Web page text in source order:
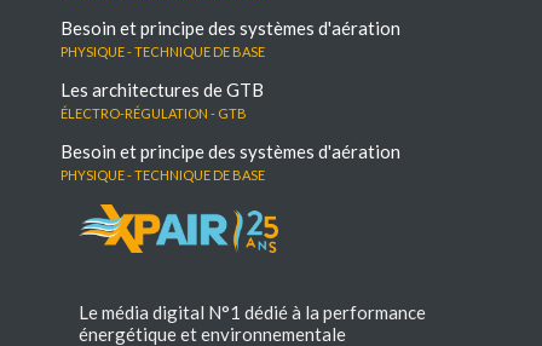
Besoin et principe des systèmes d'aération
Physique - Technique de base
Les architectures de GTB
électro-régulation - GTB
Besoin et principe des systèmes d'aération
Physique - Technique de base
Le média digital N°1 dédié à la performance
énergétique et environnementale